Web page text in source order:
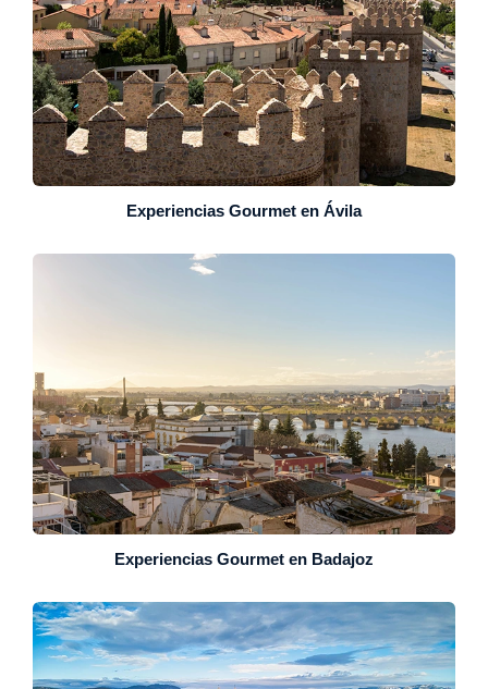
Experiencias Gourmet en Ávila
Experiencias Gourmet en Badajoz